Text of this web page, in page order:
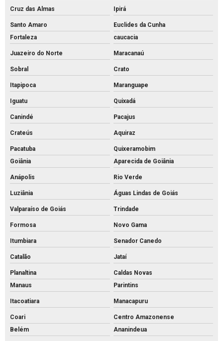
Cruz das Almas Ipirá
Santo Amaro
Euclides da Cunha
Fortaleza
caucacia
Juazeiro do Norte Maracanaú
Sobral Crato
Itapipoca Maranguape
Iguatu Quixadá
Canindé Pacajus
Crateús Aquiraz
Pacatuba
Quixeramobim
Goiânia
Aparecida de Goiânia
Anápolis Rio Verde
Luziânia Águas Lindas de Goiás
Valparaíso de Goiás Trindade
Formosa Novo Gama
Itumbiara Senador Canedo
Catalão Jataí
Planaltina
Caldas Novas
Manaus
Parintins
Itacoatiara Manacapuru
Coari
Centro Amazonense
Belém
Ananindeua